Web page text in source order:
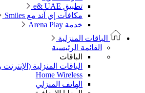
تطبيق e& UAE
مكافآت إي آند مع Smiles
الباقات المنزلية
القائمة الرئيسية
الباقات
الباقات المنزلية (الإنترنت والتلفاز)
Home Wireless
الهاتف المنزلي